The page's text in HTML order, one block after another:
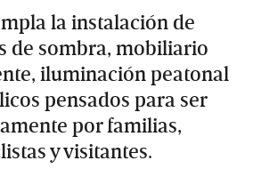
la instalación de
de sombra, mobiliario
iluminación peatonal
pensados para ser
por familias,
y visitantes.